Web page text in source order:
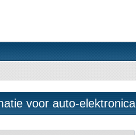
voor auto-elektronica